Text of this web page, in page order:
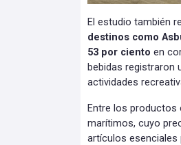
El estudio también
destinos como
53 por ciento en
bebidas registraron
actividades
Entre los
marítimos, cuyo
artículos esenciales